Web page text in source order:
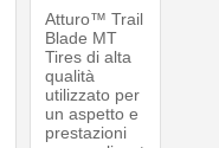
Atturo™ Trail
Blade MT
Tires di alta
qualità
utilizzato per
un aspetto e
prestazioni